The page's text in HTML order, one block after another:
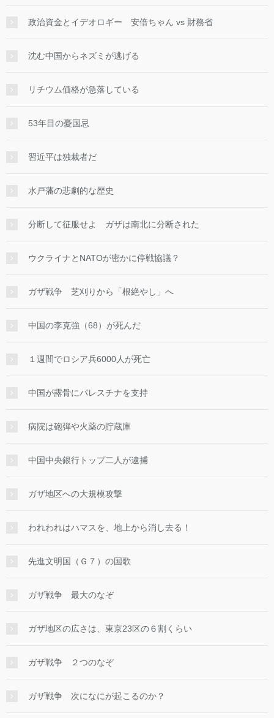
政治資金とイデオロギー 安倍ちゃん vs 財務省
沈む中国からネズミが逃げる
リチウム価格が急落している
53年目の憂国忌
習近平は独裁者だ
水戸藩の悲劇的な歴史
分断して征服せよ ガザは南北に分断された
ウクライナとNATOが密かに停戦協議？
ガザ戦争 芝刈りから「根絶やし」へ
中国の李克強（68）が死んだ
１週間でロシア兵6000人が死亡
中国が露骨にパレスチナを支持
病院は砲弾や火薬の貯蔵庫
中国中央銀行トップ二人が逮捕
ガザ地区への大規模攻撃
われわれはハマスを、地上から消し去る！
先進文明国（Ｇ７）の国歌
ガザ戦争 最大のなぞ
ガザ地区の広さは、東京23区の６割くらい
ガザ戦争 ２つのなぞ
ガザ戦争 次になにが起こるのか？